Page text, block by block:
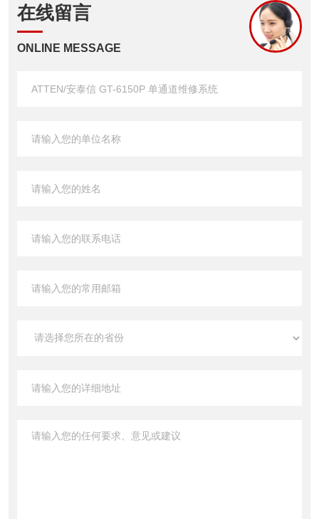
在线留言
ONLINE MESSAGE